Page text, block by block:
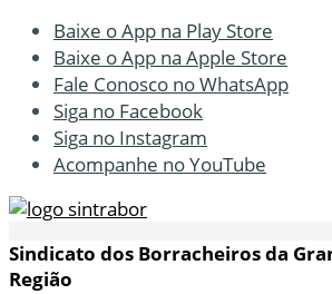
Baixe o App na Play Store
Baixe o App na Apple Store
Fale Conosco no WhatsApp
Siga no Facebook
Siga no Instagram
Acompanhe no YouTube
Sindicato dos Borracheiros da
Região